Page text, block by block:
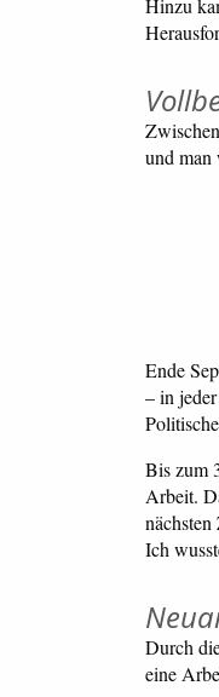
Hinzu
und man
Ende
– in
Bis zum
Arbeit.
Ich
Durch
eine